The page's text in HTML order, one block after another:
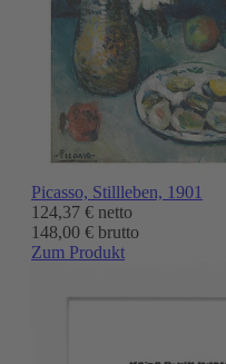
Picasso, Stillleben, 1901
124,37 € netto
148,00 € brutto
Zum Produkt